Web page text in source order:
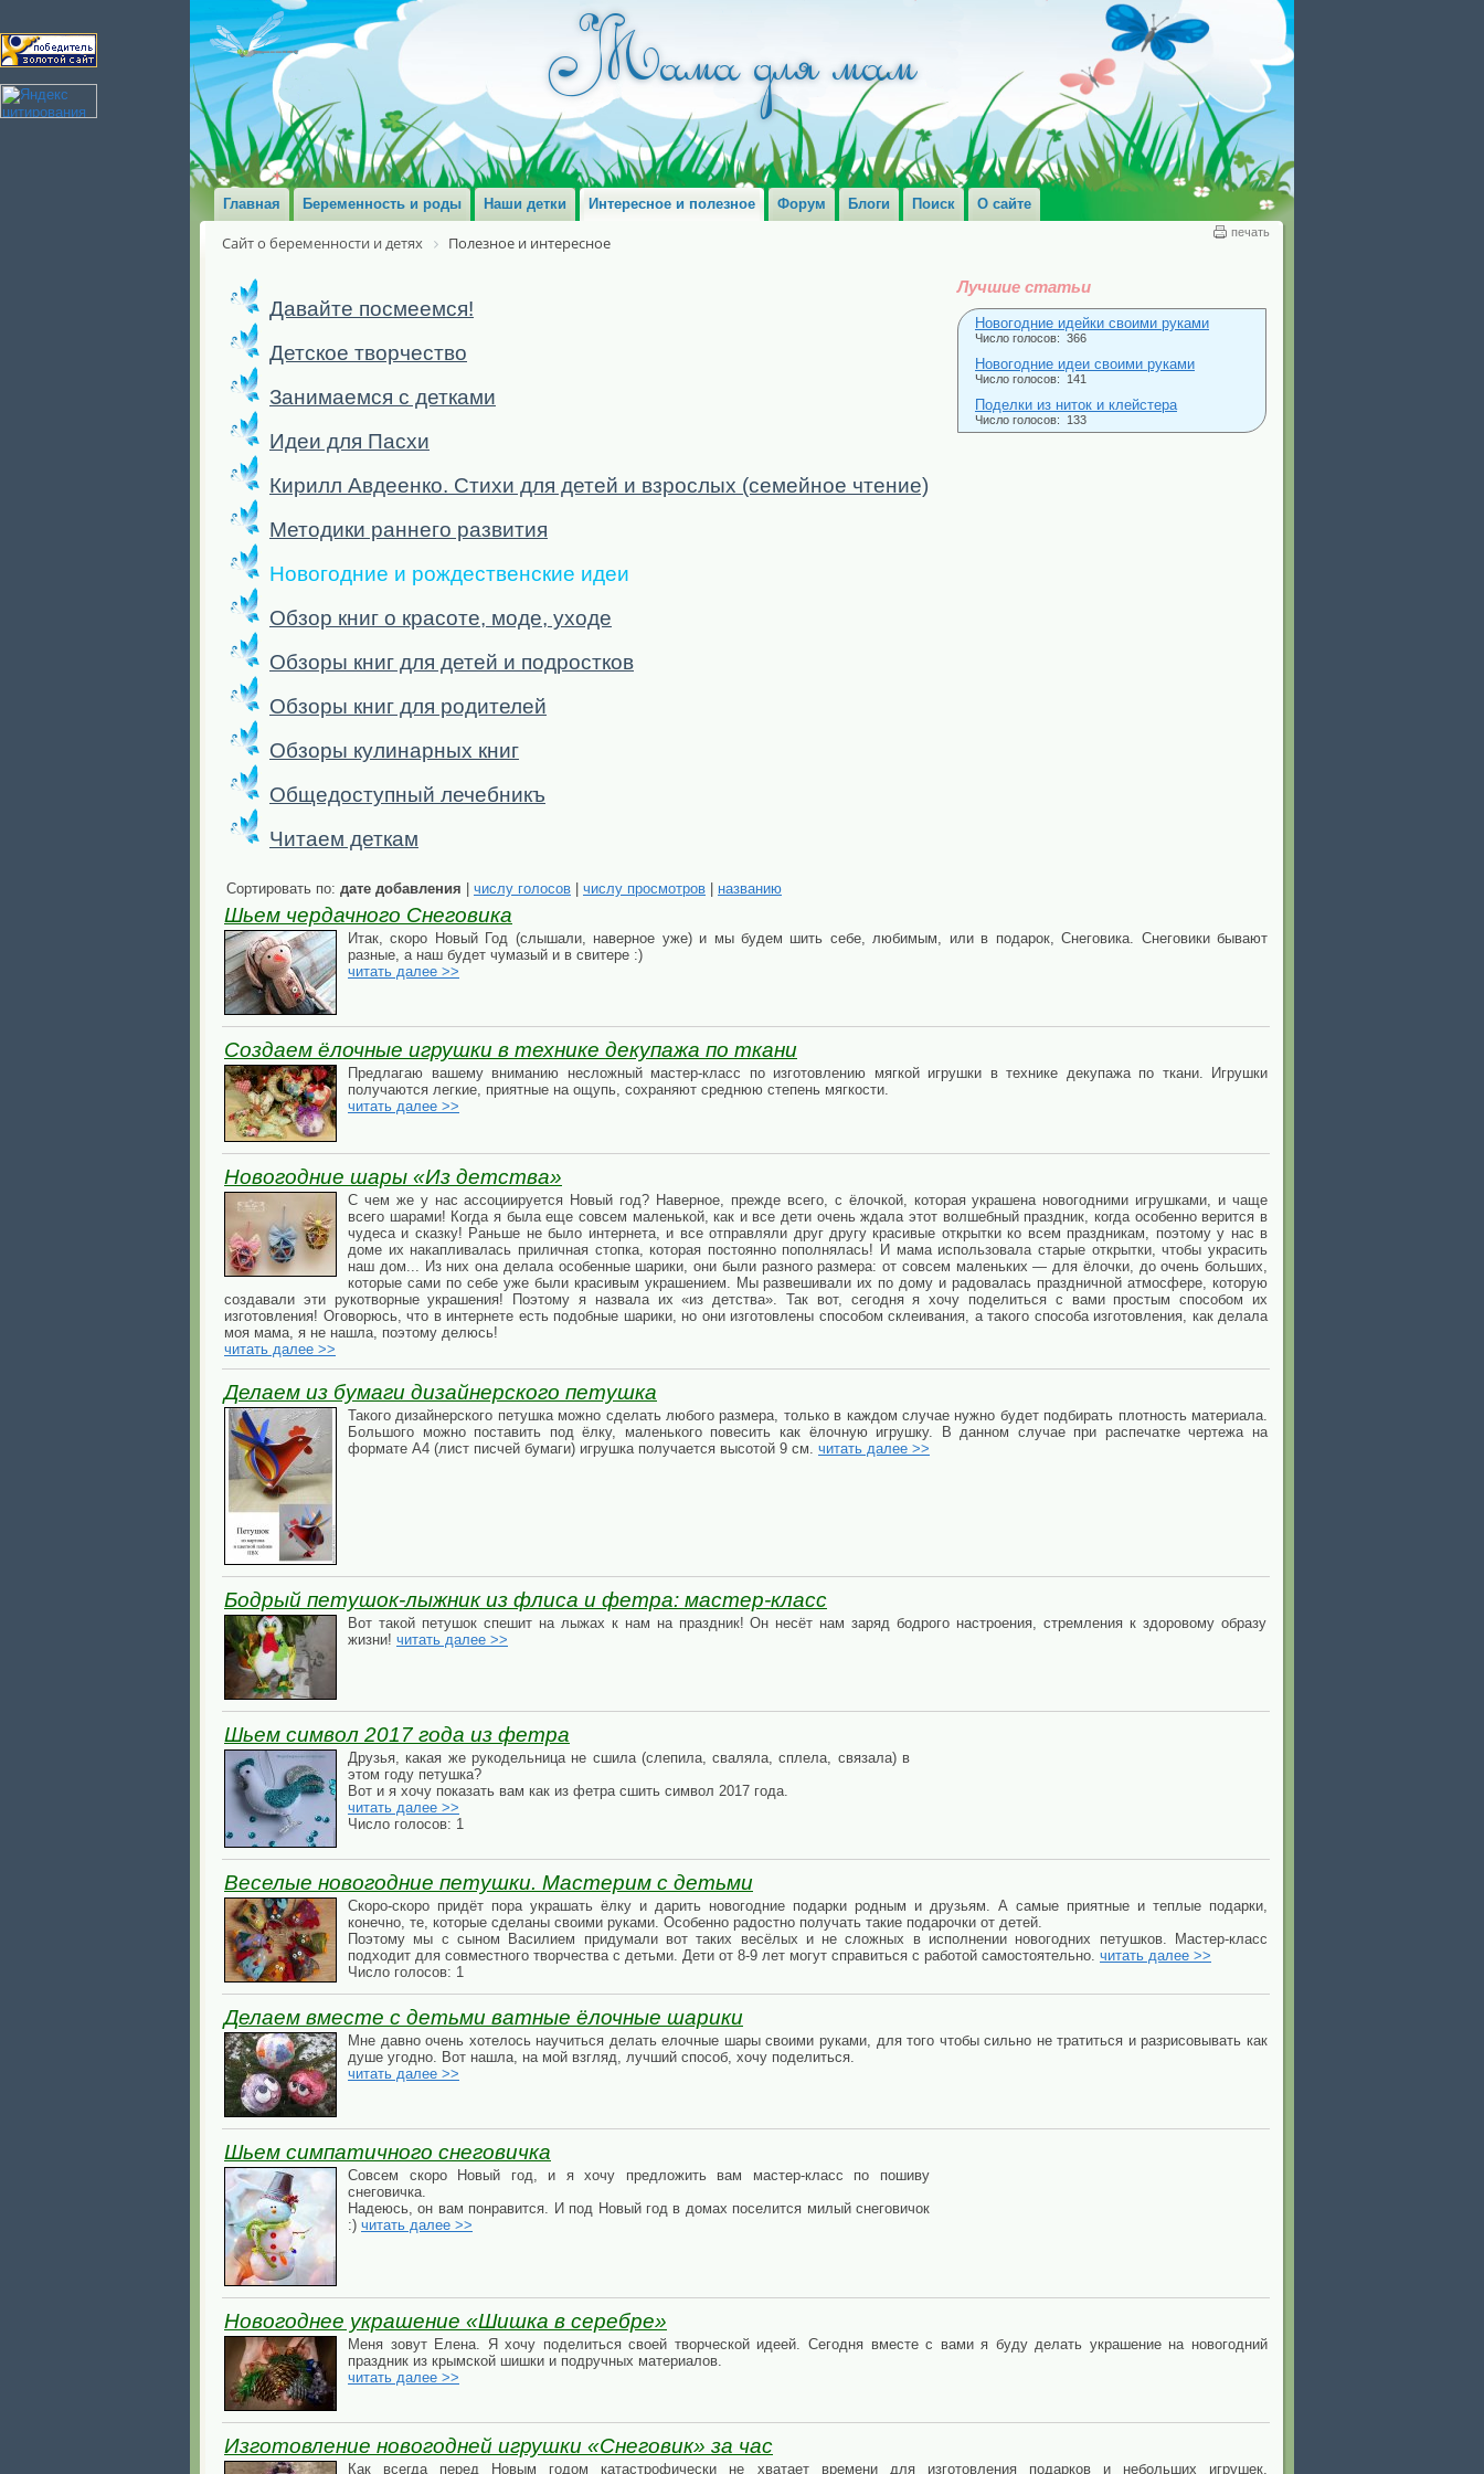
Главная Беременность и роды Наши детки Интересное и полезное Форум Блоги Поиск О сайте
печать
Сайт о беременности и детях Полезное и интересное
Давайте посмеемся!
Детское творчество
Занимаемся с детками
Идеи для Пасхи
Кирилл Авдеенко. Стихи для детей и взрослых (семейное чтение)
Методики раннего развития
Новогодние и рождественские идеи
Обзор книг о красоте, моде, уходе
Обзоры книг для детей и подростков
Обзоры книг для родителей
Обзоры кулинарных книг
Общедоступный лечебникъ
Читаем деткам
Лучшие статьи
Новогодние идейки своими руками
Число голосов: 366
Новогодние идеи своими руками
Число голосов: 141
Поделки из ниток и клейстера
Число голосов: 133
Сортировать по: дате добавления числу голосов числу просмотров названию
Шьем чердачного Снеговика
Итак, скоро Новый Год (слышали, наверное уже) и мы будем шить себе, любимым, или в подарок, Снеговика. Снеговики бывают
разные, а наш будет чумазый и в свитере :)
читать далее >>
Создаем ёлочные игрушки в технике декупажа по ткани
Предлагаю вашему вниманию несложный мастер-класс по изготовлению мягкой игрушки в технике декупажа по ткани. Игрушки
получаются легкие, приятные на ощупь, сохраняют среднюю степень мягкости.
читать далее >>
Новогодние шары «Из детства»
С чем же у нас ассоциируется Новый год? Наверное, прежде всего, с ёлочкой, которая украшена новогодними игрушками, и чаще
всего шарами! Когда я была еще совсем маленькой, как и все дети очень ждала этот волшебный праздник, когда особенно верится в
чудеса и сказку! Раньше не было интернета, и все отправляли друг другу красивые открытки ко всем праздникам, поэтому у нас в
доме их накапливалась приличная стопка, которая постоянно пополнялась! И мама использовала старые открытки, чтобы украсить
наш дом... Из них она делала особенные шарики, они были разного размера: от совсем маленьких — для ёлочки, до очень больших,
которые сами по себе уже были красивым украшением. Мы развешивали их по дому и радовалась праздничной атмосфере, которую
создавали эти рукотворные украшения! Поэтому я назвала их «из детства». Так вот, сегодня я хочу поделиться с вами простым способом их
изготовления! Оговорюсь, что в интернете есть подобные шарики, но они изготовлены способом склеивания, а такого способа изготовления, как делала
моя мама, я не нашла, поэтому делюсь!
читать далее >>
Делаем из бумаги дизайнерского петушка
Такого дизайнерского петушка можно сделать любого размера, только в каждом случае нужно будет подбирать плотность материала.
Большого можно поставить под ёлку, маленького повесить как ёлочную игрушку. В данном случае при распечатке чертежа на
формате А4 (лист писчей бумаги) игрушка получается высотой 9 см. читать далее >>
Бодрый петушок-лыжник из флиса и фетра: мастер-класс
Вот такой петушок спешит на лыжах к нам на праздник! Он несёт нам заряд бодрого настроения, стремления к здоровому образу
жизни! читать далее >>
Шьем символ 2017 года из фетра
Друзья, какая же рукодельница не сшила (слепила, сваляла, сплела, связала) в
этом году петушка?
Вот и я хочу показать вам как из фетра сшить символ 2017 года.
читать далее >>
Число голосов: 1
Веселые новогодние петушки. Мастерим с детьми
Скоро-скоро придёт пора украшать ёлку и дарить новогодние подарки родным и друзьям. А самые приятные и теплые подарки,
конечно, те, которые сделаны своими руками. Особенно радостно получать такие подарочки от детей.
Поэтому мы с сыном Василием придумали вот таких весёлых и не сложных в исполнении новогодних петушков. Мастер-класс
подходит для совместного творчества с детьми. Дети от 8-9 лет могут справиться с работой самостоятельно. читать далее >>
Число голосов: 1
Делаем вместе с детьми ватные ёлочные шарики
Мне давно очень хотелось научиться делать елочные шары своими руками, для того чтобы сильно не тратиться и разрисовывать как
душе угодно. Вот нашла, на мой взгляд, лучший способ, хочу поделиться.
читать далее >>
Шьем симпатичного снеговичка
Совсем скоро Новый год, и я хочу предложить вам мастер-класс по пошиву
снеговичка.
Надеюсь, он вам понравится. И под Новый год в домах поселится милый снеговичок
:) читать далее >>
Новогоднее украшение «Шишка в серебре»
Меня зовут Елена. Я хочу поделиться своей творческой идеей. Сегодня вместе с вами я буду делать украшение на новогодний
праздник из крымской шишки и подручных материалов.
читать далее >>
Изготовление новогодней игрушки «Снеговик» за час
Как всегда перед Новым годом катастрофически не хватает времени для изготовления подарков и небольших игрушек,